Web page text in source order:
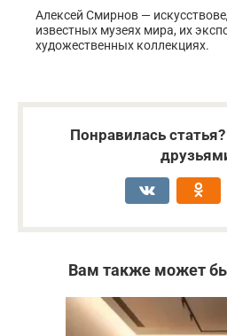
Алексей Смирнов —
известных музеях мира, их
художественных коллекциях.
Понравилась
Вам также может